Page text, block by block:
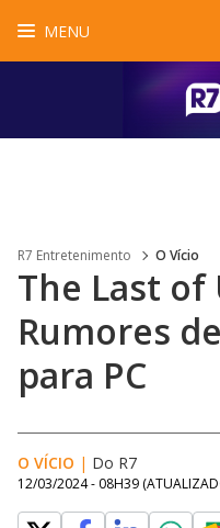
MENU
R7 Entretenimento O Vício
The Last of
Rumores
para PC
O VÍCIO | Do R7
12/03/2024 - 08H39